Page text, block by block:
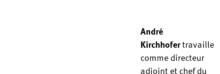
André
Kirchhofertravaille
comme directeur
adjoint et chef du